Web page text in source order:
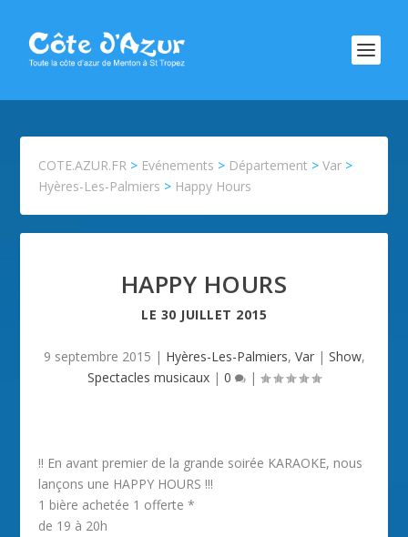
COTE.AZUR.FR > Evénements > Département >Var >
Hyères-Les-Palmiers > Happy Hours
HAPPY HOURS
LE 30 JUILLET 2015
9 septembre 2015 | Hyères-Les-Palmiers, Var| Show,
Spectacles musicaux | 0 |
!! En avant premier de la grande soirée KARAOKE, nous
lançons une HAPPY HOURS !!!
1 bière achetée 1 offerte *
de 19 à 20h